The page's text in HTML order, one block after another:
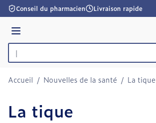
Aller au contenu
Conseil du pharmacien Livraison rapide
Menu
Rechercher
Accueil / Nouvelles de la santé / La tique
La tique